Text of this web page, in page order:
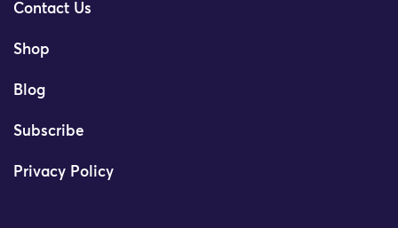
Contact Us
Shop
Blog
Subscribe
Privacy Policy